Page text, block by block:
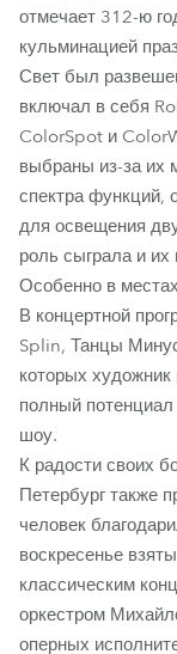
отмечает 312-ю
кульминацией
Свет был
включал в себя
ColorSpot и
выбраны из-за их
спектра функций,
для освещения
роль сыграла и
Особенно в
В концертной
Splin, Танцы
которых
полный
шоу.
К радости своих
Петербург также
человек
воскресенье
классическим
оркестром
оперных